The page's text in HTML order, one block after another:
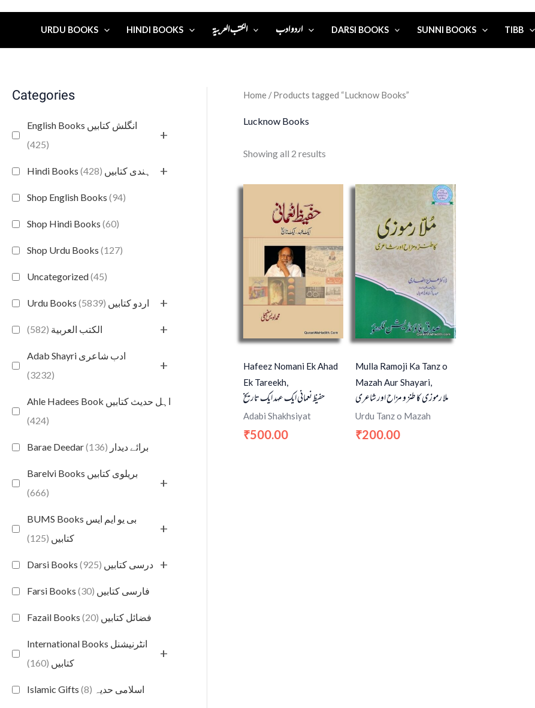
URDU BOOKS HINDI BOOKS الكتب العربية اردو ادب DARSI BOOKS SUNNI BOOKS TIBB
Categories
English Books انگلش کتابیں
(425)
+
Hindi Books ہندی کتابیں (428) +
Shop English Books (94)
Shop Hindi Books (60)
Shop Urdu Books (127)
Uncategorized(45)
Urdu Books اردو کتابیں (5839) +
الكتب العربية (582) +
Adab Shayri ادب شاعری
(3232)
+
Ahle Hadees Book اہل حدیث کتابیں
(424)
Barae Deedar برائے دیدار (136)
Barelvi Books بریلوی کتابیں
(666)
+
BUMS Books بی یو ایم ایس
کتابیں (125)
+
Darsi Books درسی کتابیں (925) +
Farsi Books فارسی کتابیں (30)
Fazail Books فضائل کتابیں (20)
International Books انٹرنیشنل
کتابیں (160)
+
Islamic Gifts اسلامی حدیہ (8)
Home / Products tagged “Lucknow Books”
Lucknow Books
Showing all 2 results
Hafeez Nomani Ek Ahad
Ek Tareekh,
حفیظ نعمانی ایک عہد ایک تاریخ
Adabi Shakhsiyat
₹500.00
Mulla Ramoji Ka Tanz o
Mazah Aur Shayari,
ملا رموزی کا طنز و مزاح اور شاعری
Urdu Tanz o Mazah
₹200.00